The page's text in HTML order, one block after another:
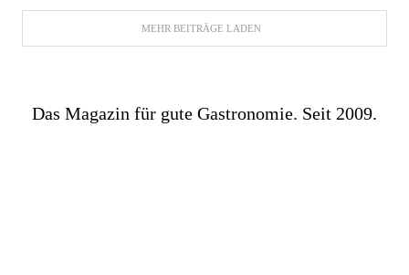
MEHR BEITRÄGE LADEN
Das Magazin für gute Gastronomie. Seit 2009.